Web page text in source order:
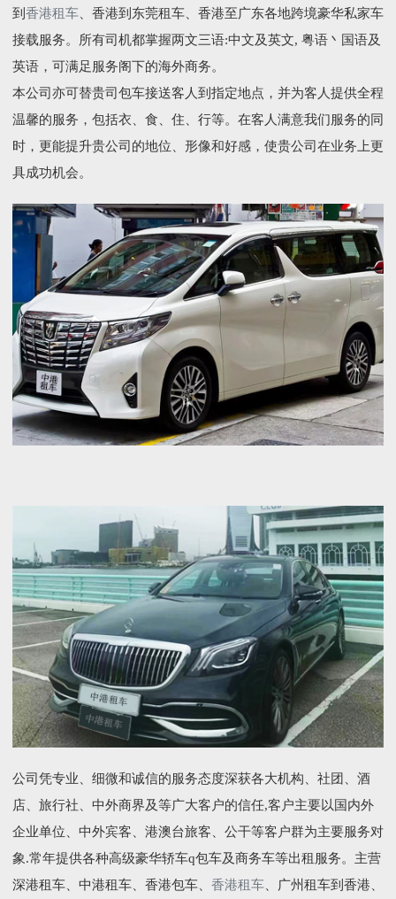
到 香港租车、香港到东莞租车、香港至广东各地跨境豪华私家车
接载服务。所有司机都掌握两文三语:中文及英文, 粤语丶国语及
英语，可满足服务阁下的海外商务。
本公司亦可替贵司包车接送客人到指定地点，并为客人提供全程
温馨的服务，包括衣、食、住、行等。在客人满意我们服务的同
时，更能提升贵公司的地位、形像和好感，使贵公司在业务上更
具成功机会。
公司凭专业、细微和诚信的服务态度深获各大机构、社团、酒
店、旅行社、中外商界及等广大客户的信任,客户主要以国内外
企业单位、中外宾客、港澳台旅客、公干等客户群为主要服务对
象.常年提供各种高级豪华轿车q包车及商务车等出租服务。主营
深港租车、中港租车、香港包车、 香港租车、广州租车到香港、